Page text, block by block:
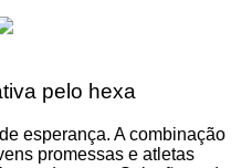
pelo hexa
esperança. A combinação
promessas e atletas